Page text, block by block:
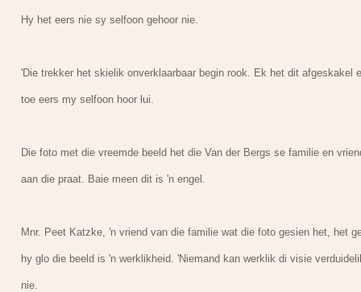
Hy het eers nie sy selfoon gehoor nie.
'Die trekker het skielik onverklaarbaar begin rook. Ek het dit afgeskakel
toe eers my selfoon hoor lui.
Die foto met die vreemde beeld het die Van der Bergs se familie en
aan die praat. Baie meen dit is 'n engel.
Mnr. Peet Katzke, 'n vriend van die familie wat die foto gesien het, het
hy glo die beeld is 'n werklikheid. 'Niemand kan werklik di visie
nie.